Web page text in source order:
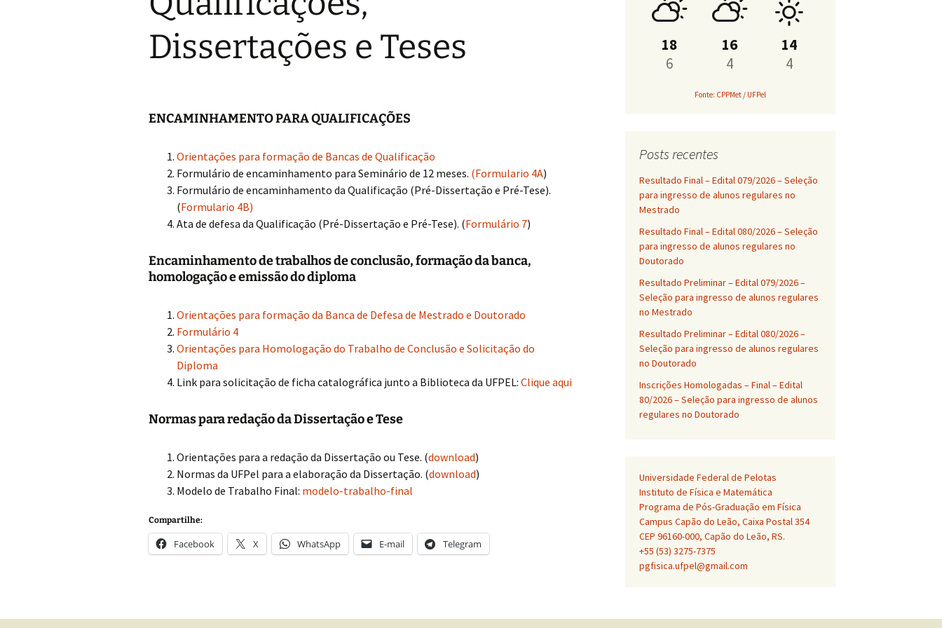
PROAP
Grupo de Física de
Plasmas e Feixes
Física da Matéria Mole
Dissertações e Teses
ENCAMINHAMENTO PARA QUALIFICAÇÕES
Orientações para formação de Bancas de Qualificação
Formulário de encaminhamento para Seminário de 12 meses. (Formulario 4A)
Formulário de encaminhamento da Qualificação (Pré-Dissertação e Pré-Tese).
(Formulario 4B)
Ata de defesa da Qualificação (Pré-Dissertação e Pré-Tese). (Formulário 7)
Encaminhamento de trabalhos de conclusão, formação da banca,
homologação e emissão do diploma
Orientações para formação da Banca de Defesa de Mestrado e Doutorado
Formulário 4
Orientações para Homologação do Trabalho de Conclusão e Solicitação do
Diploma
Link para solicitação de ficha catalográfica junto a Biblioteca da UFPEL: Clique aqui
Normas para redação da Dissertação e Tese
Orientações para a redação da Dissertação ou Tese. (download)
Normas da UFPel para a elaboração da Dissertação. (download)
Modelo de Trabalho Final: modelo-trabalho-final
Compartilhe:
Facebook X WhatsApp E-mail Telegram
18
6
16
4
14
4
Fonte: CPPMet / UFPel
Posts recentes
Resultado Final – Edital 079/2026 – Seleção
para ingresso de alunos regulares no
Mestrado
Resultado Final – Edital 080/2026 – Seleção
para ingresso de alunos regulares no
Doutorado
Resultado Preliminar – Edital 079/2026 –
Seleção para ingresso de alunos regulares
no Mestrado
Resultado Preliminar – Edital 080/2026 –
Seleção para ingresso de alunos regulares
no Doutorado
Inscrições Homologadas – Final – Edital
80/2026 – Seleção para ingresso de alunos
regulares no Doutorado
Universidade Federal de Pelotas
Instituto de Física e Matemática
Programa de Pós-Graduação em Física
Campus Capão do Leão, Caixa Postal 354
CEP 96160-000, Capão do Leão, RS.
+55 (53) 3275-7375
pgfisica.ufpel@gmail.com